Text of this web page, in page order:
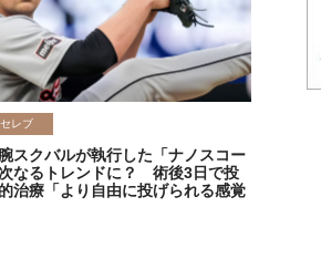
レブ
スクバルが執行した「ナノスコー
なるトレンドに？ 術後3日で投
治療「より自由に投げられる感覚